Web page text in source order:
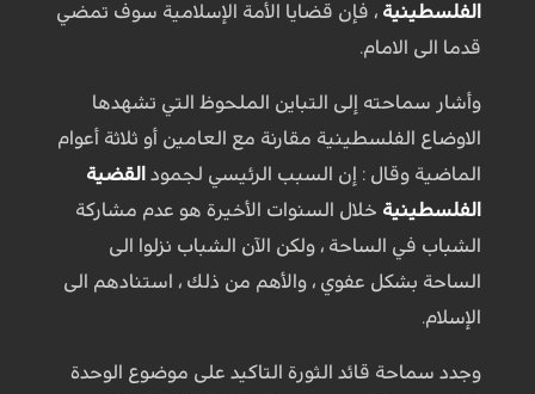
الفلسطينية ، فإن قضايا الأمة الإسلامية سوف تمضي
قدما الى الامام.
وأشار سماحته إلى التباين الملحوظ التي تشهدها
الاوضاع الفلسطينية مقارنة مع العامين أو ثلاثة أعوام
الماضية وقال : إن السبب الرئيسي لجمود القضية
الفلسطينية خلال السنوات الأخيرة هو عدم مشاركة
الشباب في الساحة ، ولكن الآن الشباب نزلوا الى
الساحة بشكل عفوي ، والأهم من ذلك ، استنادهم الى
الإسلام.
وجدد سماحة قائد الثورة التاكيد على موضوع الوحدة